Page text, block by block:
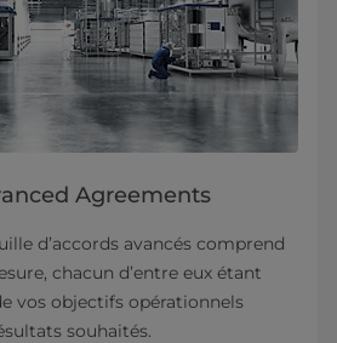
Agreements
d’accords avancés comprend
chacun d’entre eux étant
vos objectifs opérationnels
souhaités.